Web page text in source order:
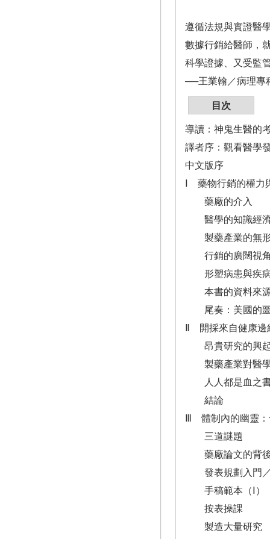
遵循法規與實證醫
數據行銷給醫師，
科學證據、又受監
──王業翰／病理專
目次
導讀：神鬼生醫的
譯者序：觀看醫學
中文版序
Ⅰ 藥物行銷的權力
藥廠的介入
醫學的知識經
製藥產業的無
行銷的廣闊視
形塑病患與疾
本書的資料來
尾奏：美國的
Ⅱ 開採來自健康邊
昂貴研究的興
製藥產業對醫學
人人都是血之
結論
Ⅲ 體制內的幽靈
三道謎題
藥廠論文的背
發表規劃入門／
手稿範本（Ⅰ）
按表操課
製造大量研究